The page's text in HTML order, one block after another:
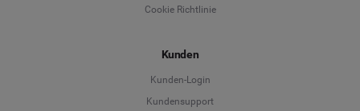
Cookie Richtlinie
Kunden
Kunden-Login
Kundensupport